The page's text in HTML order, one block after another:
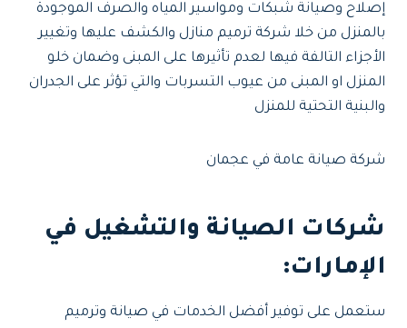
إصلاح وصيانة شبكات ومواسير المياه والصرف الموجودة
بالمنزل من خلا شركة ترميم منازل والكشف عليها وتغيير
الأجزاء التالفة فيها لعدم تأثيرها على المبنى وضمان خلو
المنزل او المبنى من عيوب التسربات والتي تؤثر على الجدران
والبنية التحتية للمنزل
شركة صيانة عامة في عجمان
شركات الصيانة والتشغيل في
الإمارات:
ستعمل على توفير أفضل الخدمات في صيانة وترميم